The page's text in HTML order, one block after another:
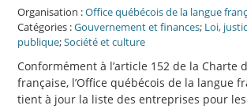
Organisation :Office québécois de la langue
Catégories :Gouvernement et finances; Loi,
publique;Société et culture
Conformément à l’article 152 de la Charte
française, l’Office québécois de la langue
tient à jour la liste des entreprises pour